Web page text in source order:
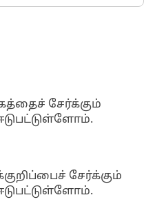
சேர்க்கும்
சேர்க்கும்